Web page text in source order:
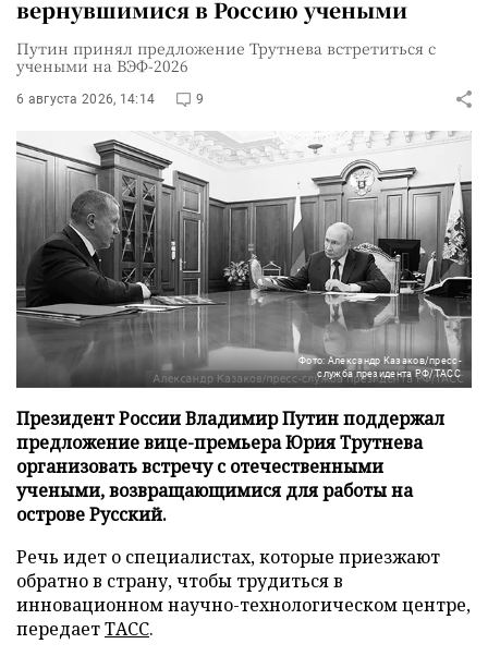
вернувшимися в Россию учеными
Путин принял предложение Трутнева встретиться с
учеными на ВЭФ-2026
6 августа 2026, 14:14 9
Фото: Александр Казаков/пресс-
служба президента РФ/ТАСС
Президент России Владимир Путин поддержал
предложение вице-премьера Юрия Трутнева
организовать встречу с отечественными
учеными, возвращающимися для работы на
острове Русский.
Речь идет о специалистах, которые приезжают
обратно в страну, чтобы трудиться в
инновационном научно-технологическом центре,
передаетТАСС.